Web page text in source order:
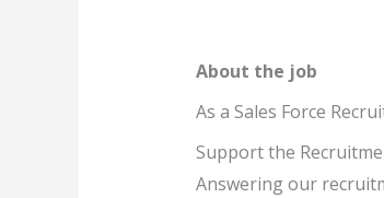
About the job
As a Sales Force
Support the
Answering our